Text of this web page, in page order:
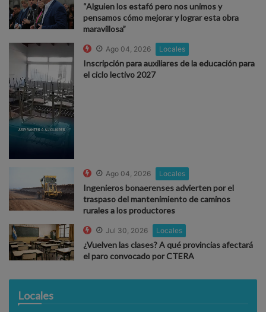
“Alguien los estafó pero nos unimos y
pensamos cómo mejorar y lograr esta obra
maravillosa”
Ago 04, 2026 Locales
Inscripción para auxiliares de la educación para
el ciclo lectivo 2027
Ago 04, 2026 Locales
Ingenieros bonaerenses advierten por el
traspaso del mantenimiento de caminos
rurales a los productores
Jul 30, 2026 Locales
¿Vuelven las clases? A qué provincias afectará
el paro convocado por CTERA
Locales